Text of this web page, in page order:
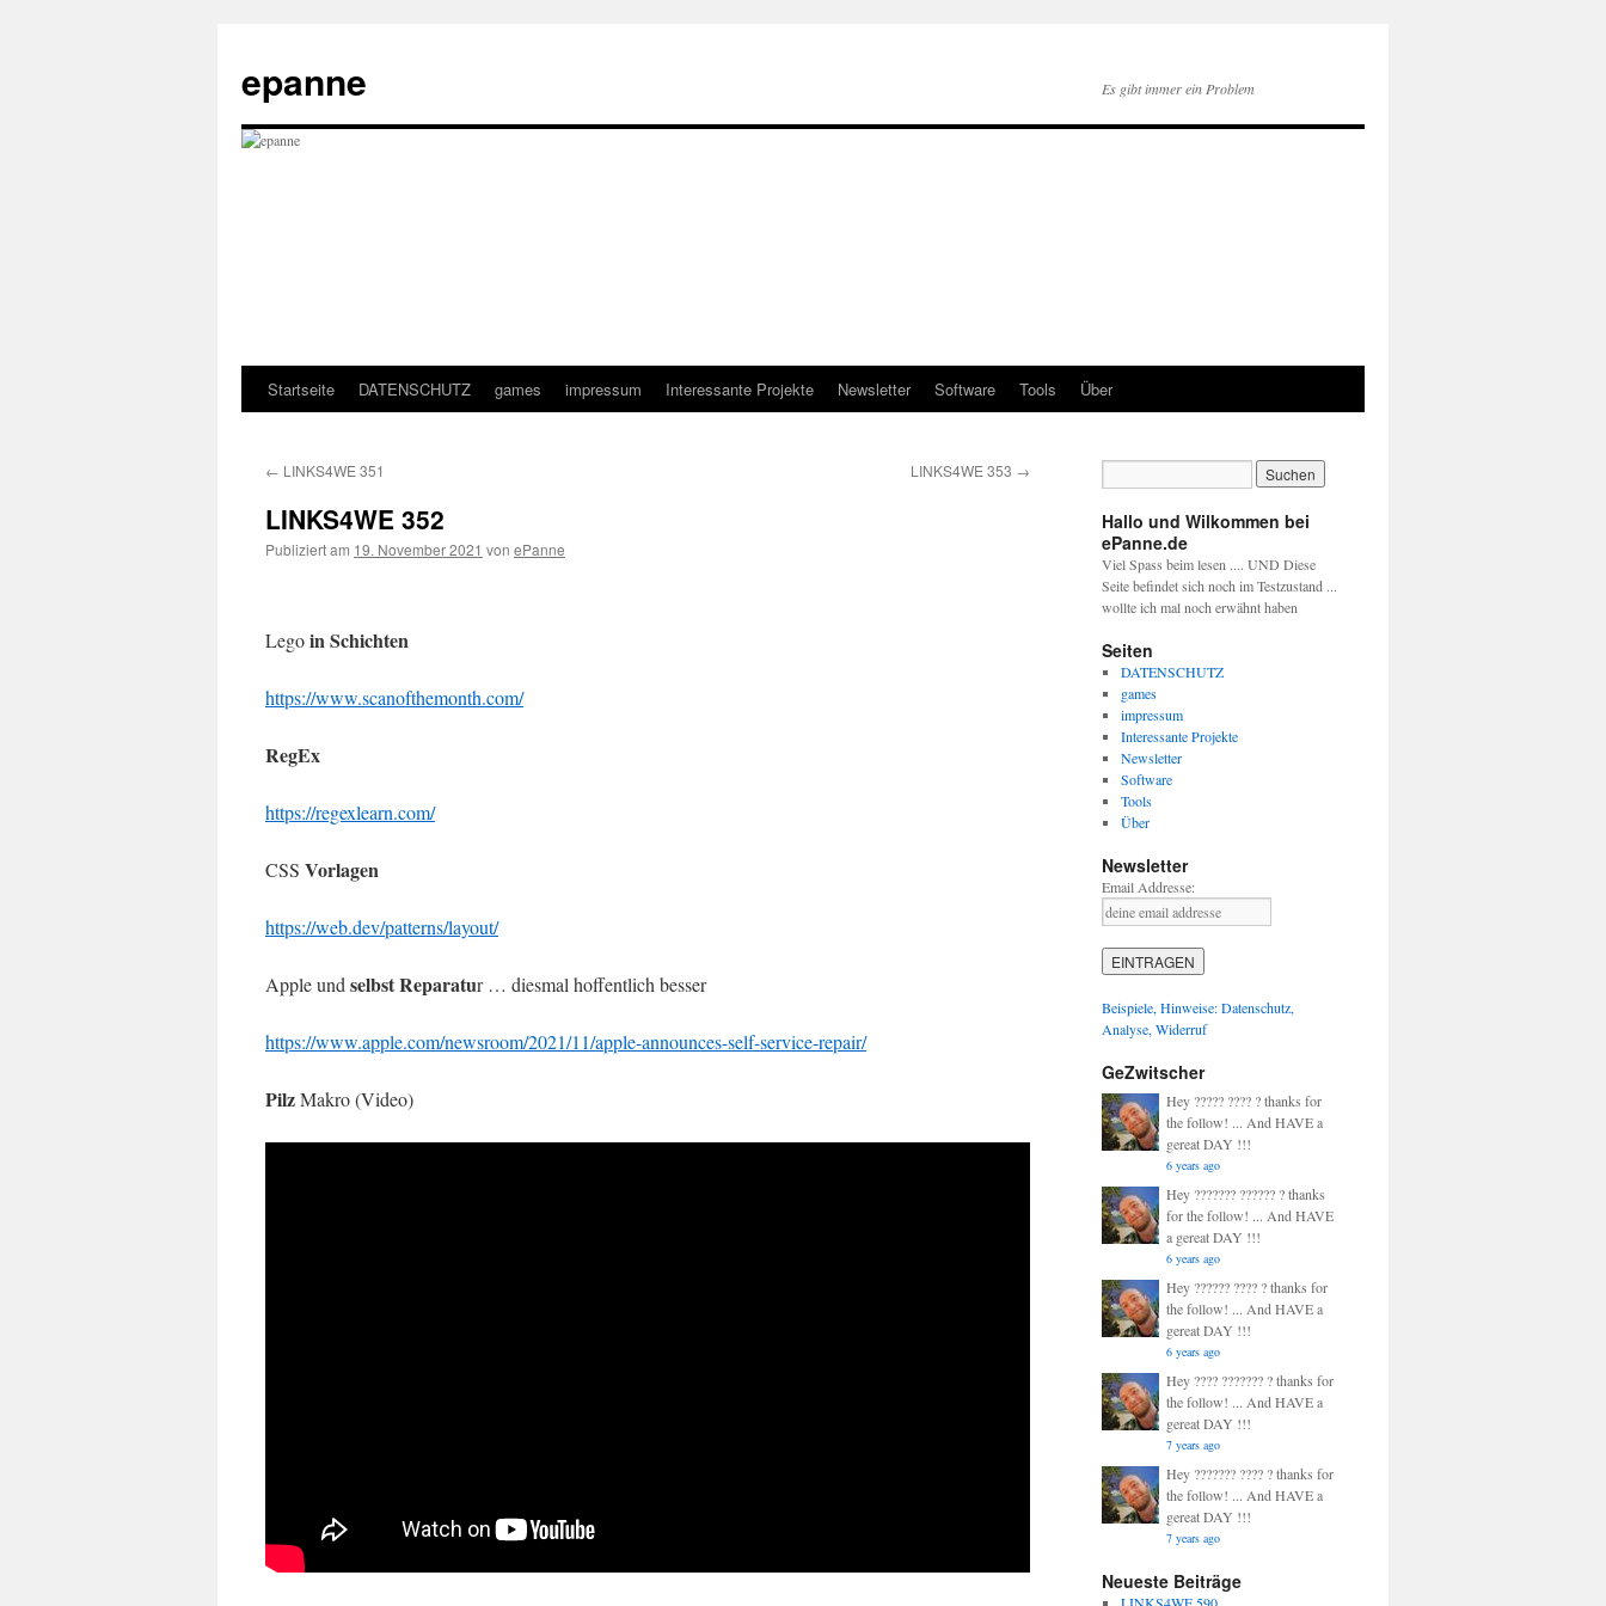
epanne Es gibt immer ein Problem
Zum
springen
Startseite DATENSCHUTZ games impressum Interessante Projekte Newsletter Software Tools Über
← LINKS4WE 351 LINKS4WE 353 →
LINKS4WE 352
Publiziert am 19. November 2021 von ePanne
Legoin Schichten
https://www.scanofthemonth.com/
RegEx
https://regexlearn.com/
CSS Vorlagen
https://web.dev/patterns/layout/
Apple und selbst Reparatur … diesmal hoffentlich besser
https://www.apple.com/newsroom/2021/11/apple-announces-self-service-repair/
PilzMakro (Video)
Hallo und Wilkommen bei
ePanne.de
Viel Spass beim lesen .... UND Diese
Seite befindet sich noch im Testzustand ...
wollte ich mal noch erwähnt haben
Seiten
DATENSCHUTZ
games
impressum
Interessante Projekte
Newsletter
Software
Tools
Über
Newsletter
Email Addresse:
Beispiele, Hinweise: Datenschutz,
Analyse, Widerruf
GeZwitscher
Hey ????? ???? ? thanks for
the follow! ... And HAVE a
gereat DAY !!!
6 years ago
Hey ??????? ?????? ? thanks
for the follow! ... And HAVE
a gereat DAY !!!
6 years ago
Hey ?????? ???? ? thanks for
the follow! ... And HAVE a
gereat DAY !!!
6 years ago
Hey ???? ??????? ? thanks for
the follow! ... And HAVE a
gereat DAY !!!
7 years ago
Hey ??????? ???? ? thanks for
the follow! ... And HAVE a
gereat DAY !!!
7 years ago
Neueste Beiträge